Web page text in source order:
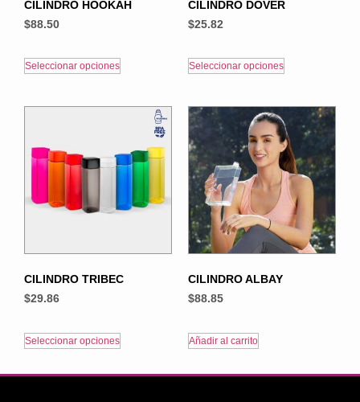
CILINDRO HOOKAH
$88.50
Seleccionar opciones
CILINDRO DOVER
$25.82
Seleccionar opciones
CILINDRO TRIBEC
$29.86
Seleccionar opciones
CILINDRO ALBAY
$88.85
Añadir al carrito